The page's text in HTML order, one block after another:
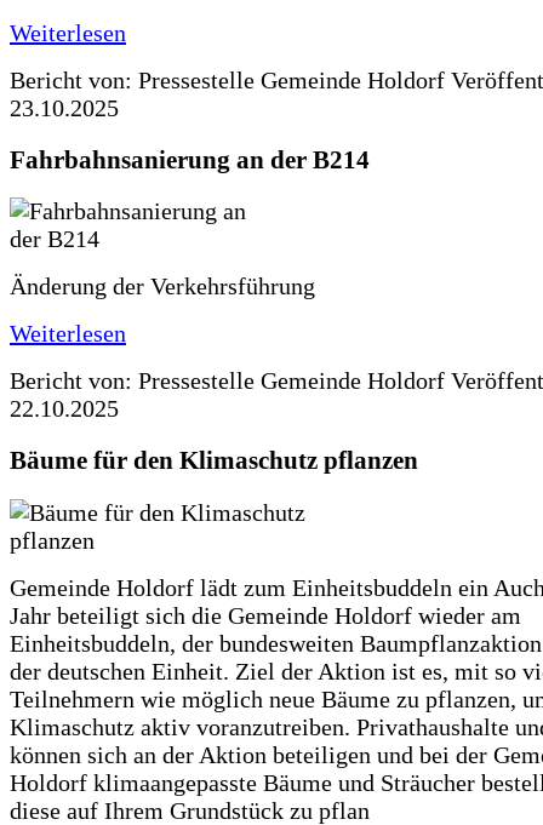
Weiterlesen
Bericht von: Pressestelle Gemeinde Holdorf
23.10.2025
Fahrbahnsanierung an der B214
Änderung der Verkehrsführung
Weiterlesen
Bericht von: Pressestelle Gemeinde Holdorf
22.10.2025
Bäume für den Klimaschutz pflanzen
Gemeinde Holdorf lädt zum Einheitsbuddeln ein
Jahr beteiligt sich die Gemeinde Holdorf wieder am
Einheitsbuddeln, der bundesweiten
der deutschen Einheit. Ziel der Aktion ist es, mit so
Teilnehmern wie möglich neue Bäume zu pflanzen,
Klimaschutz aktiv voranzutreiben. Privathaushalte
können sich an der Aktion beteiligen und bei der
Holdorf klimaangepasste Bäume und Sträucher
diese auf Ihrem Grundstück zu pflan